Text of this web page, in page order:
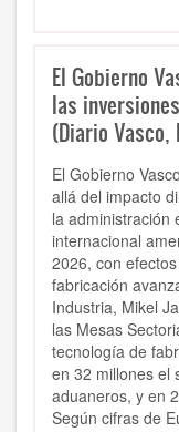
El Gobierno
las
(Diario Vasco,
El Gobierno
allá del impacto
la administración
internacional
2026, con
fabricación
Industria, Mikel
las Mesas
tecnología de
en 32 millones el
aduaneros, y en
Según cifras de